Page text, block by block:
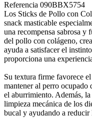
Referencia 090BBX5754
Los Sticks de Pollo con
snack masticable
una recompensa sabrosa
del pollo con colágeno,
ayuda a satisfacer el
proporciona una
Su textura firme favorece
mantener al perro ocupado
el aburrimiento. Además,
limpieza mecánica de los
bucal y ayudando a